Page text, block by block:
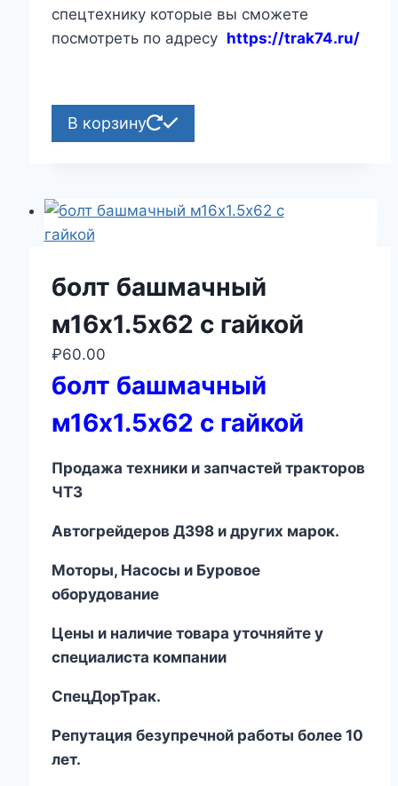
спецтехнику которые вы сможете
посмотреть по адресу https://trak74.ru/
В корзину
болт башмачный
м16х1.5х62 с гайкой
₽60.00
болт башмачный
м16х1.5х62 с гайкой
Продажа техники и запчастей тракторов
ЧТЗ
Автогрейдеров ДЗ98и других марок.
Моторы, Насосы и Буровое
оборудование
Цены и наличие товара уточняйте у
специалиста компании
СпецДорТрак.
Репутация безупречной работы более 10
лет.